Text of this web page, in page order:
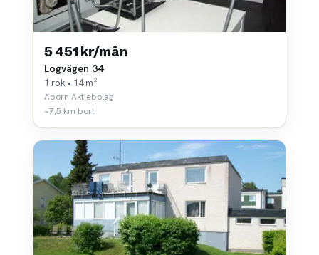
5 451 kr/mån
Logvägen 34
1 rok • 14 m²
Aborn Aktiebolag
~7,5 km bort